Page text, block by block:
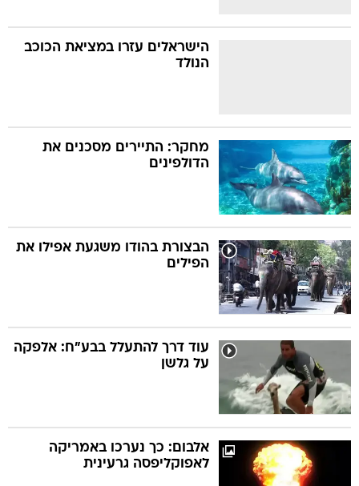
הישראלים עזרו במציאת הכוכב
הנולד
מחקר: התיירים מסכנים את
הדולפינים
הבצורת בהודו משגעת אפילו את
הפילים
עוד דרך להתעלל בבע"ח: אלפקה
על גלשן
אלבום: כך נערכו באמריקה
לאפוקליפסה גרעינית